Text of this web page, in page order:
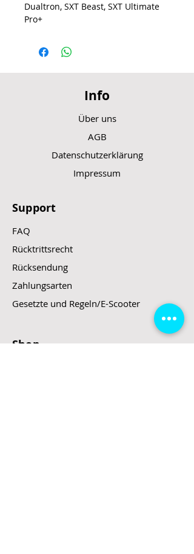
Dualtron, SXT Beast, SXT Ultimate
Pro+
Info
Über uns
AGB
Datenschutzerklärung
Impressum
Support
FAQ
Rücktrittsrecht
Rücksendung
Zahlungsarten
Gesetzte und Regeln/E-Scooter
Shop